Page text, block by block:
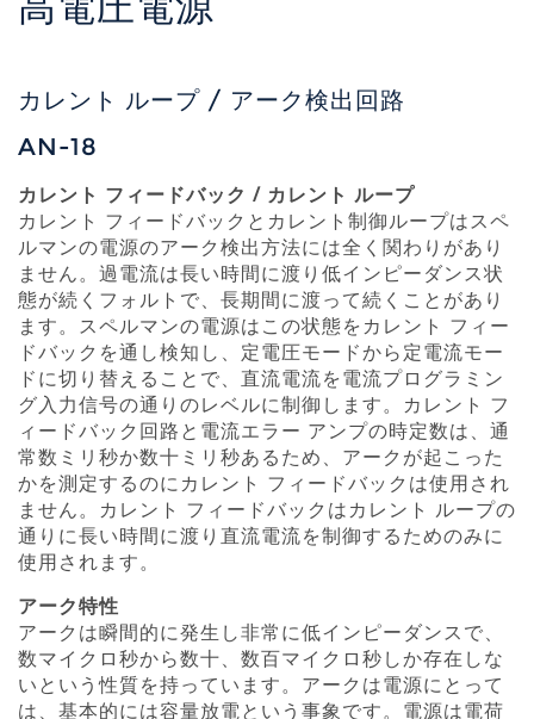
カレント ループ / アーク検出回路
AN-18
カレント フィードバック / カレント ループ
カレント フィードバックとカレント制御ループはスペ
ルマンの電源のアーク検出方法には全く関わりがあり
ません。過電流は長い時間に渡り低インピーダンス状
態が続くフォルトで、長期間に渡って続くことがあり
ます。スペルマンの電源はこの状態をカレント フィー
ドバックを通し検知し、定電圧モードから定電流モー
ドに切り替えることで、直流電流を電流プログラミン
グ入力信号の通りのレベルに制御します。カレント フ
ィードバック回路と電流エラー アンプの時定数は、通
常数ミリ秒か数十ミリ秒あるため、アークが起こった
かを測定するのにカレント フィードバックは使用され
ません。カレント フィードバックはカレント ループの
通りに長い時間に渡り直流電流を制御するためのみに
使用されます。
アーク特性
アークは瞬間的に発生し非常に低インピーダンスで、
数マイクロ秒から数十、数百マイクロ秒しか存在しな
いという性質を持っています。アークは電源にとって
は、基本的には容量放電という事象です。電源は電荷